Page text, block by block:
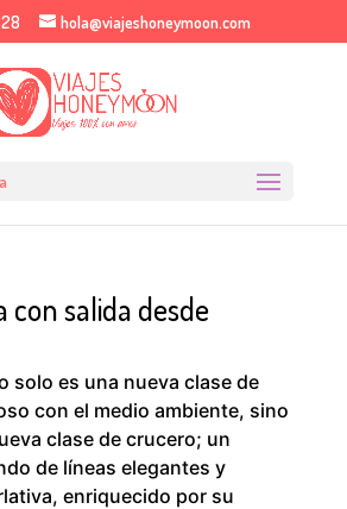
hola@viajeshoneymoon.com
con salida desde
solo es una nueva clase de
con el medio ambiente, sino
clase de crucero; un
de líneas elegantes y
enriquecido por su